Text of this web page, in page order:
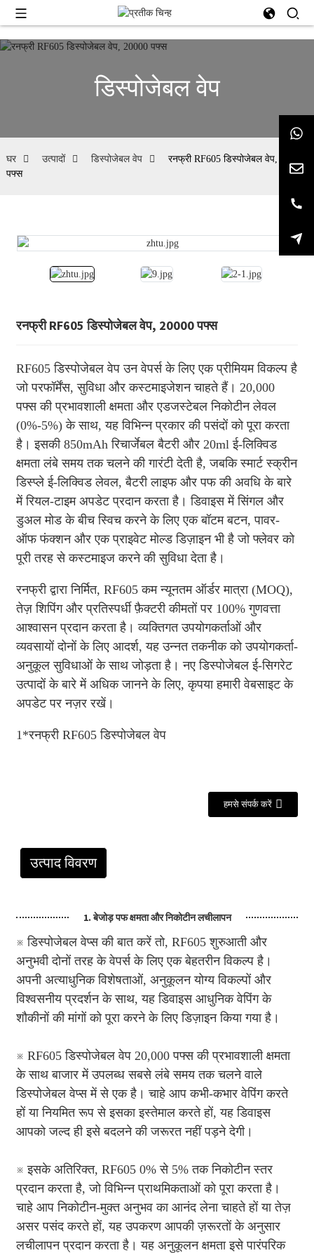
डिस्पोजेबल वेप
घर उत्पादों डिस्पोजेबल वेप
रनफ्री RF605 डिस्पोजेबल वेप, 20000
पफ्स
रनफ्री RF605 डिस्पोजेबल वेप, 20000 पफ्स
RF605 डिस्पोजेबल वेप उन वेपर्स के लिए एक प्रीमियम विकल्प है
जो परफॉर्मेंस, सुविधा और कस्टमाइजेशन चाहते हैं। 20,000
पफ्स की प्रभावशाली क्षमता और एडजस्टेबल निकोटीन लेवल
(0%-5%) के साथ, यह विभिन्न प्रकार की पसंदों को पूरा करता
है। इसकी 850mAh रिचार्जेबल बैटरी और 20ml ई-लिक्विड
क्षमता लंबे समय तक चलने की गारंटी देती है, जबकि स्मार्ट स्क्रीन
डिस्प्ले ई-लिक्विड लेवल, बैटरी लाइफ और पफ की अवधि के बारे
में रियल-टाइम अपडेट प्रदान करता है। डिवाइस में सिंगल और
डुअल मोड के बीच स्विच करने के लिए एक बॉटम बटन, पावर-
ऑफ फंक्शन और एक प्राइवेट मोल्ड डिज़ाइन भी है जो फ्लेवर को
पूरी तरह से कस्टमाइज करने की सुविधा देता है।
रनफ्री द्वारा निर्मित, RF605 कम न्यूनतम ऑर्डर मात्रा (MOQ),
तेज़ शिपिंग और प्रतिस्पर्धी फ़ैक्टरी कीमतों पर 100% गुणवत्ता
आश्वासन प्रदान करता है। व्यक्तिगत उपयोगकर्ताओं और
व्यवसायों दोनों के लिए आदर्श, यह उन्नत तकनीक को उपयोगकर्ता-
अनुकूल सुविधाओं के साथ जोड़ता है। नए डिस्पोजेबल ई-सिगरेट
उत्पादों के बारे में अधिक जानने के लिए, कृपया हमारी वेबसाइट के
अपडेट पर नज़र रखें।
1*रनफ्री RF605 डिस्पोजेबल वेप
हमसे संपर्क करें
उत्पाद विवरण
1. बेजोड़ पफ क्षमता और निकोटीन लचीलापन
※ डिस्पोजेबल वेप्स की बात करें तो, RF605 शुरुआती और
अनुभवी दोनों तरह के वेपर्स के लिए एक बेहतरीन विकल्प है।
अपनी अत्याधुनिक विशेषताओं, अनुकूलन योग्य विकल्पों और
विश्वसनीय प्रदर्शन के साथ, यह डिवाइस आधुनिक वेपिंग के
शौकीनों की मांगों को पूरा करने के लिए डिज़ाइन किया गया है।
※ RF605 डिस्पोजेबल वेप 20,000 पफ्स की प्रभावशाली क्षमता
के साथ बाजार में उपलब्ध सबसे लंबे समय तक चलने वाले
डिस्पोजेबल वेप्स में से एक है। चाहे आप कभी-कभार वेपिंग करते
हों या नियमित रूप से इसका इस्तेमाल करते हों, यह डिवाइस
आपको जल्द ही इसे बदलने की जरूरत नहीं पड़ने देगी।
※ इसके अतिरिक्त, RF605 0% से 5% तक निकोटीन स्तर
प्रदान करता है, जो विभिन्न प्राथमिकताओं को पूरा करता है।
चाहे आप निकोटीन-मुक्त अनुभव का आनंद लेना चाहते हों या तेज़
असर पसंद करते हों, यह उपकरण आपकी ज़रूरतों के अनुसार
लचीलापन प्रदान करता है। यह अनुकूलन क्षमता इसे पारंपरिक